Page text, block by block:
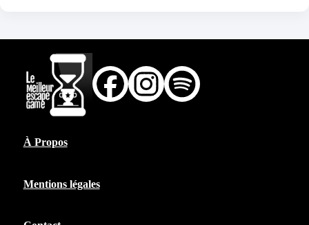
À Propos
Mentions légales